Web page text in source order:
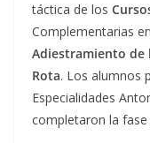
táctica de los
Complementarias
Adiestramiento de
Rota. Los alumnos
Especialidades
completaron la